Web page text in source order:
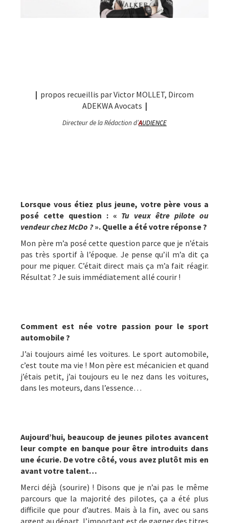
| propos recueillis par Victor MOLLET, Dircom
ADEKWA Avocats |
Directeur de la Rédaction d’AUDIENCE
Lorsque vous étiez plus jeune, votre père vous a
posé cette question : « Tu veux être pilote ou
vendeur chez McDo ?». Quelle a été votre réponse ?
Mon père m’a posé cette question parce que je n’étais
pas très sportif à l’époque. Je pense qu’il m’a dit ça
pour me piquer. C’était direct mais ça m’a fait réagir.
Résultat ? Je suis immédiatement allé courir !
Comment est née votre passion pour le sport
automobile ?
J’ai toujours aimé les voitures. Le sport automobile,
c’est toute ma vie ! Mon père est mécanicien et quand
j’étais petit, j’ai toujours eu le nez dans les voitures,
dans les moteurs, dans l’essence…
Aujourd’hui, beaucoup de jeunes pilotes avancent
leur compte en banque pour être introduits dans
une écurie. De votre côté, vous avez plutôt mis en
avant votre talent…
Merci déjà (sourire) ! Disons que je n’ai pas le même
parcours que la majorité des pilotes, ça a été plus
difficile que pour d’autres. Mais à la fin, avec ou sans
argent au départ, l’important est de gagner des titres